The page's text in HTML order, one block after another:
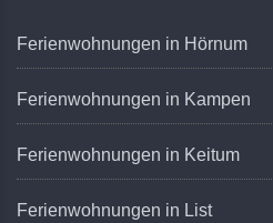
Ferienwohnungen in Hörnum
Ferienwohnungen in Kampen
Ferienwohnungen in Keitum
Ferienwohnungen in List